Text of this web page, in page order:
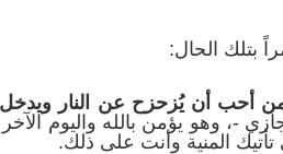
بتلك الحال:
أحب أن يُزحزح عن النار ويدخل
-، وهو يؤمن بالله واليوم
تأتيك المنية وأنت على ذلك.